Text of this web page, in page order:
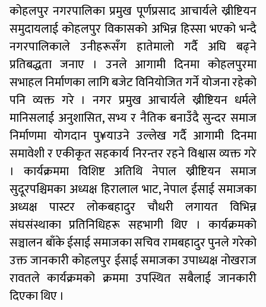
कोहलपुर नगरपालिका प्रमुख पूर्णप्रसाद आचार्यले ख्रीष्टियन
समुदायलाई कोहलपुर विकासको अभिन्न हिस्सा भएको भन्दै
नगरपालिकाले उनीहरूसँग हातेमालो गर्दै अघि बढ्ने
प्रतिबद्धता जनाए । उनले आगामी दिनमा कोहलपुरमा
सभाहल निर्माणका लागि बजेट विनियोजित गर्ने योजना रहेको
पनि व्यक्त गरे । नगर प्रमुख आचार्यले ख्रीष्टियन धर्मले
मानिसलाई अनुशासित, सभ्य र नैतिक बनाउँदै सुन्दर समाज
निर्माणमा योगदान पु¥याउने उल्लेख गर्दै आगामी दिनमा
समावेशी र एकीकृत सहकार्य निरन्तर रहने विश्वास व्यक्त गरे
। कार्यक्रममा विशिष्ट अतिथि नेपाल ख्रीष्टियन समाज
सुदूरपश्चिमका अध्यक्ष हिरालाल भाट, नेपाल ईसाई समाजका
अध्यक्ष पास्टर लोकबहादुर चौधरी लगायत विभिन्न
संघसंस्थाका प्रतिनिधिहरू सहभागी थिए । कार्यक्रमको
सञ्चालन बाँके ईसाई समाजका सचिव रामबहादुर पुनले गरेको
उक्त जानकारी कोहलपुर ईसाई समाजका उपाध्यक्ष नोखराज
रावतले कार्यक्रमको क्रममा उपस्थित सबैलाई जानकारी
दिएका थिए ।